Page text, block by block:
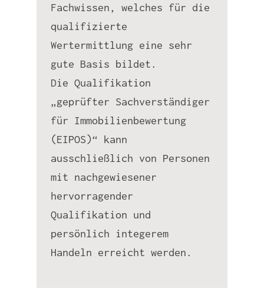
Fachwissen, welches für die
qualifizierte
Wertermittlung eine sehr
gute Basis bildet.
Die Qualifikation
„geprüfter Sachverständiger
für Immobilienbewertung
(EIPOS)“ kann
ausschließlich von Personen
mit nachgewiesener
hervorragender
Qualifikation und
persönlich integerem
Handeln erreicht werden.